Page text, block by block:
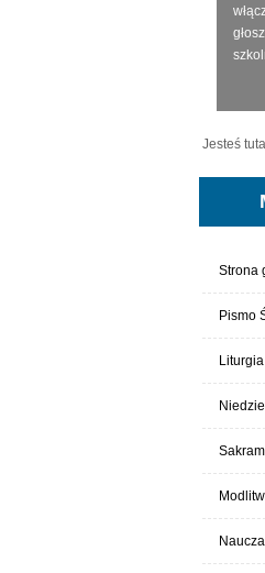
Jesteś
Strona
Pismo
Liturgia